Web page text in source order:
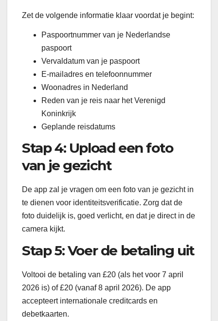
Zet de volgende informatie klaar voordat je begint:
Paspoortnummer van je Nederlandse
paspoort
Vervaldatum van je paspoort
E-mailadres en telefoonnummer
Woonadres in Nederland
Reden van je reis naar het Verenigd
Koninkrijk
Geplande reisdatums
Stap 4: Upload een foto
van je gezicht
De app zal je vragen om een foto van je gezicht in
te dienen voor identiteitsverificatie. Zorg dat de
foto duidelijk is, goed verlicht, en dat je direct in de
camera kijkt.
Stap 5: Voer de betaling uit
Voltooi de betaling van £20 (als het voor 7 april
2026 is) of £20 (vanaf 8 april 2026). De app
accepteert internationale creditcards en
debetkaarten.